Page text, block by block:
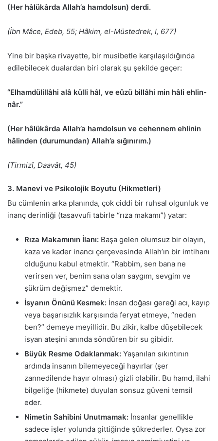
(Her hâlükârda Allah’a hamdolsun) derdi.
(İbn Mâce, Edeb, 55; Hâkim, el-Müstedrek, I, 677)
Yine bir başka rivayette, bir musibetle karşılaşıldığında
edilebilecek dualardan biri olarak şu şekilde geçer:
“Elhamdülillâhi alâ külli hâl, ve eûzü billâhi min hâli ehlin-
nâr.”
(Her hâlükârda Allah’a hamdolsun ve cehennem ehlinin
hâlinden (durumundan) Allah’a sığınırım.)
(Tirmizî, Daavât, 45)
3. Manevi ve Psikolojik Boyutu (Hikmetleri)
Bu cümlenin arka planında, çok ciddi bir ruhsal olgunluk ve
inanç derinliği (tasavvufi tabirle “rıza makamı”) yatar:
Rıza Makamının İlanı: Başa gelen olumsuz bir olayın,
kaza ve kader inancı çerçevesinde Allah’ın bir imtihanı
olduğunu kabul etmektir. “Rabbim, sen bana ne
verirsen ver, benim sana olan saygım, sevgim ve
şükrüm değişmez” demektir.
İsyanın Önünü Kesmek: İnsan doğası gereği acı, kayıp
veya başarısızlık karşısında feryat etmeye, “neden
ben?” demeye meyillidir. Bu zikir, kalbe düşebilecek
isyan ateşini anında söndüren bir su gibidir.
Büyük Resme Odaklanmak: Yaşanılan sıkıntının
ardında insanın bilemeyeceği hayırlar (şer
zannedilende hayır olması) gizli olabilir. Bu hamd, ilahi
bilgeliğe (hikmete) duyulan sonsuz güveni temsil
eder.
Nimetin Sahibini Unutmamak: İnsanlar genellikle
sadece işler yolunda gittiğinde şükrederler. Oysa zor